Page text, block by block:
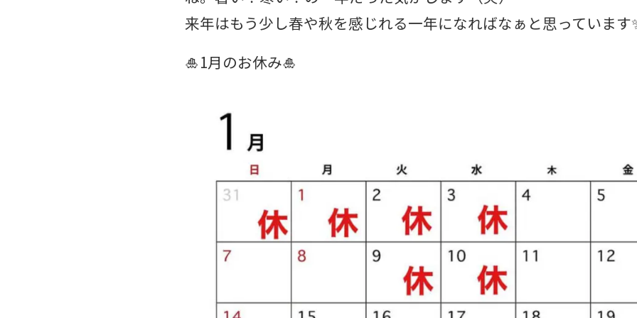
来年はもう少し春や秋を感じれる一年になればなぁと思っています
🎍1月のお休み🎍